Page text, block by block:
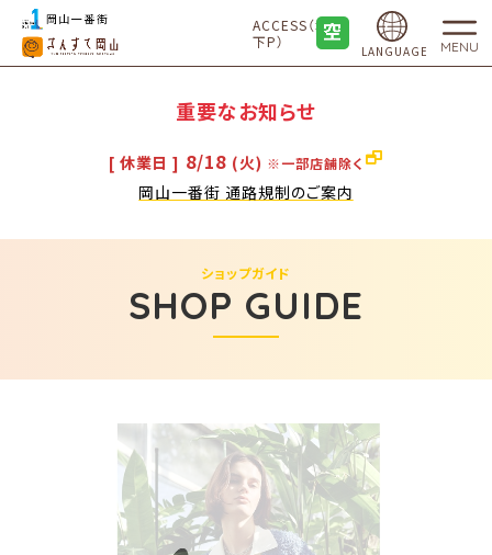
ACCESS（地
下P）
LANGUAGE MENU
重要なお知らせ
[ 休業日 ] 8/18 (火) ※一部店舗除く
岡山一番街 通路規制のご案内
SHOP GUIDE
ショップガイド